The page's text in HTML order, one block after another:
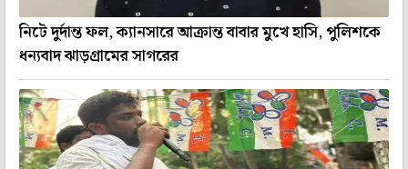
নিটে দুর্দান্ত ফল, ক্যানসারে আক্রান্ত বাবার মুখে হাসি, পুলিশকে
ধন্যবাদ ঝাড়গ্রামের সাগরের